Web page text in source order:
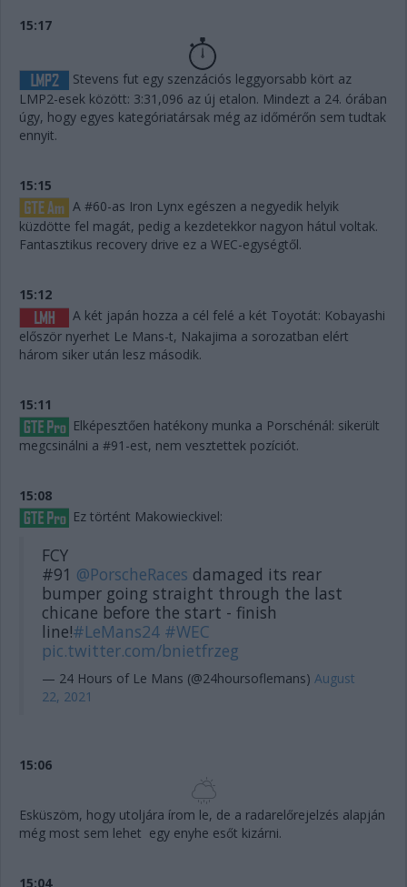
15:17
Stevens fut egy szenzációs leggyorsabb kört az
LMP2-esek között: 3:31,096 az új etalon. Mindezt a 24. órában
úgy, hogy egyes kategóriatársak még az időmérőn sem tudtak
ennyit.
15:15
A #60-as Iron Lynx egészen a negyedik helyik
küzdötte fel magát, pedig a kezdetekkor nagyon hátul voltak.
Fantasztikus recovery drive ez a WEC-egységtől.
15:12
A két japán hozza a cél felé a két Toyotát: Kobayashi
először nyerhet Le Mans-t, Nakajima a sorozatban elért
három siker után lesz második.
15:11
Elképesztően hatékony munka a Porschénál: sikerült
megcsinálni a #91-est, nem vesztettek pozíciót.
15:08
Ez történt Makowieckivel:
FCY
#91 @PorscheRaces damaged its rear
bumper going straight through the last
chicane before the start - finish
line!#LeMans24 #WEC
pic.twitter.com/bnietfrzeg
— 24 Hours of Le Mans (@24hoursoflemans) August
22, 2021
15:06
Esküszöm, hogy utoljára írom le, de a radarelőrejelzés alapján
még most sem lehet egy enyhe esőt kizárni.
15:04